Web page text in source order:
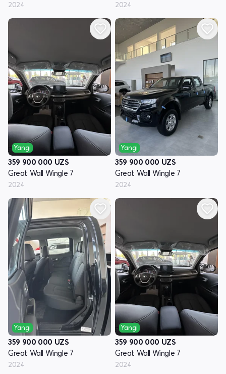
2024 2024
Yangi
359 900 000 UZS
Great Wall Wingle 7
2024
Yangi
359 900 000 UZS
Great Wall Wingle 7
2024
Yangi
359 900 000 UZS
Great Wall Wingle 7
2024
Yangi
359 900 000 UZS
Great Wall Wingle 7
2024